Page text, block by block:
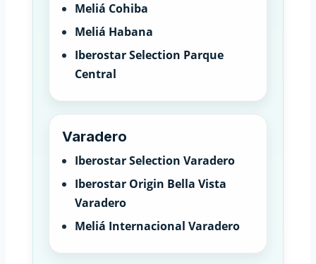
Meliá Cohiba
Meliá Habana
Iberostar Selection Parque
Central
Varadero
Iberostar Selection Varadero
Iberostar Origin Bella Vista
Varadero
Meliá Internacional Varadero